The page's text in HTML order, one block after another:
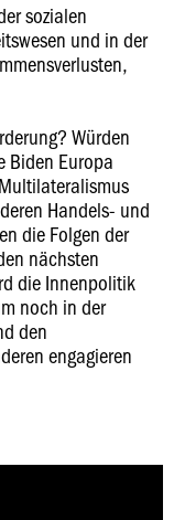
sozialen
und in der
Würden
Biden Europa
Handels- und
die Folgen der
nächsten
die Innenpolitik
noch in der
den
engagieren